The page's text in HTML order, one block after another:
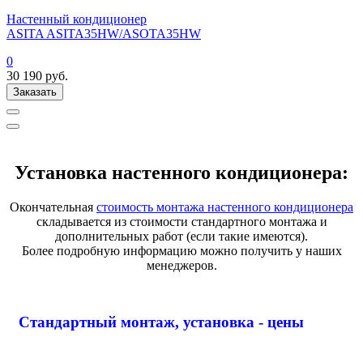
Настенный кондиционер
ASITA ASITA35HW/ASOTA35HW
0
30 190 руб.
Заказать
Установка настенного кондиционера:
Окончательная стоимость монтажа настенного кондиционера
складывается из стоимости стандартного монтажа и
дополнительных работ (если такие имеются).
Более подробную информацию можно получить у наших
менеджеров.
Стандартный монтаж, установка - цены